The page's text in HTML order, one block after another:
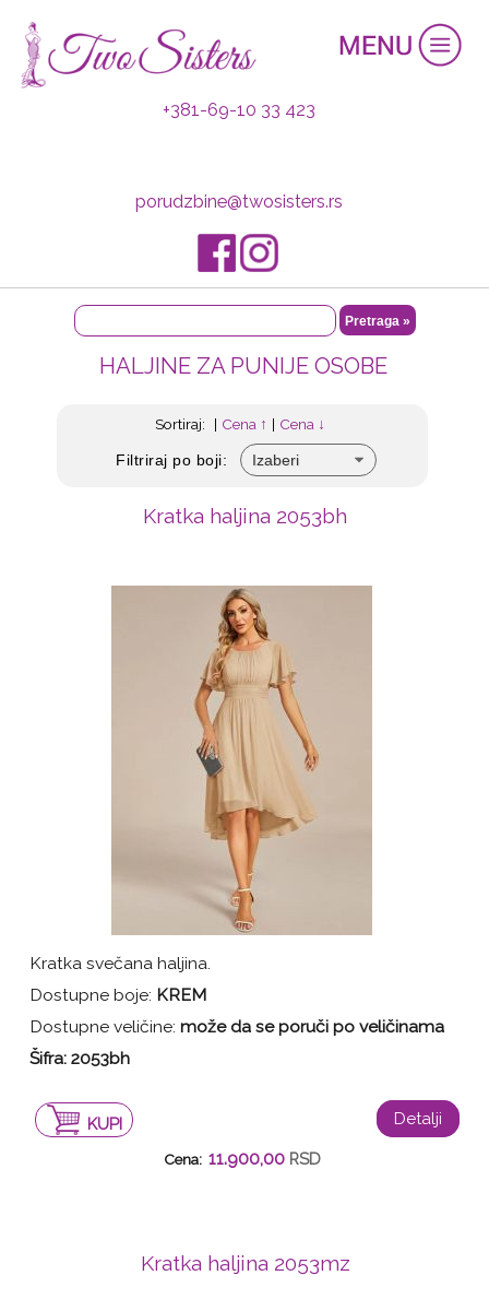
+381-69-10 33 423
porudzbine@twosisters.rs
HALJINE ZA PUNIJE OSOBE
Sortiraj: | Cena ↑ | Cena ↓
Filtriraj po boji:
Kratka haljina 2053bh
Kratka svečana haljina.
Dostupne boje: KREM
Dostupne veličine:može da se poruči po veličinama
Šifra: 2053bh
KUPI Detalji
Cena: 11.900,00 RSD
Kratka haljina 2053mz